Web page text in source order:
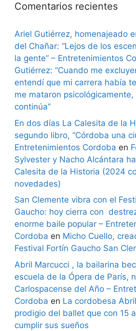
Comentarios recientes
Ariel Gutiérrez, homenajeado
del Chañar: “Lejos de los
la gente” – Entretenimientos
Gutiérrez: “Cuando me
entendí que mi carrera había
me mataron
continúa”
En dos días La Calesita de la
segundo libro, “Córdoba una
Entretenimientos Cordoba en
Sylvester y Nacho Alcántara
Calesita de la Historia (2024
novedades)
San Clemente vibra con el
Gaucho: hoy cierra con
enorme baile popular –
Cordoba en Micho Cuello,
Festival Fortín Gaucho San
Abril Marcucci , la bailarina
escuela de la Ópera de París,
Carlospacense del Año –
Cordoba en La cordobesa
prodigio del ballet que con 15
cumplir sus sueños